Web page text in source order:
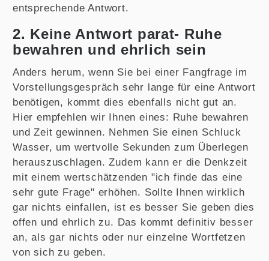
entsprechende Antwort.
2. Keine Antwort parat- Ruhe
bewahren und ehrlich sein
Anders herum, wenn Sie bei einer Fangfrage im
Vorstellungsgespräch sehr lange für eine Antwort
benötigen, kommt dies ebenfalls nicht gut an.
Hier empfehlen wir Ihnen eines: Ruhe bewahren
und Zeit gewinnen. Nehmen Sie einen Schluck
Wasser, um wertvolle Sekunden zum Überlegen
herauszuschlagen. Zudem kann er die Denkzeit
mit einem wertschätzenden "ich finde das eine
sehr gute Frage" erhöhen. Sollte Ihnen wirklich
gar nichts einfallen, ist es besser Sie geben dies
offen und ehrlich zu. Das kommt definitiv besser
an, als gar nichts oder nur einzelne Wortfetzen
von sich zu geben.